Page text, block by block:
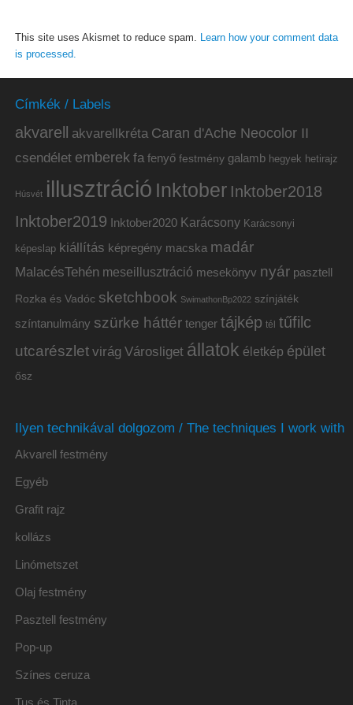
This site uses Akismet to reduce spam. Learn how your comment data
is processed.
Címkék / Labels
akvarell akvarellkréta Caran d'Ache Neocolor II
csendélet emberek fa fenyő festmény galamb hegyek hetirajz
Húsvét illusztráció Inktober Inktober2018
Inktober2019 Inktober2020 Karácsony Karácsonyi
képeslap kiállítás képregény macska madár
MalacésTehén meseillusztráció mesekönyv nyár pasztell
Rozka és Vadóc sketchbook SwimathonBp2022 színjáték
színtanulmány szürke háttér tenger tájkép tél tűfilc
utcarészlet virág Városliget állatok életkép épület
ősz
Ilyen technikával dolgozom / The techniques I work with
Akvarell festmény
Egyéb
Grafit rajz
kollázs
Linómetszet
Olaj festmény
Pasztell festmény
Pop-up
Színes ceruza
Tus és Tinta